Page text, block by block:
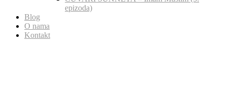
epizoda)
Blog
O nama
Kontakt